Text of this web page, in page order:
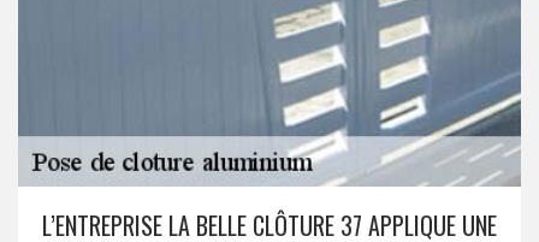
L’ENTREPRISE LA BELLE CLÔTURE 37 APPLIQUE UNE